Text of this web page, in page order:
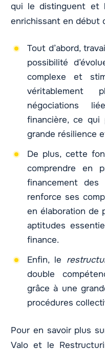
qui le distinguent et
enrichissant en début
Tout d’abord,
possibilité
complexe et
négociations
financière, ce qui
grande résilience
De plus, cette
comprendre en
financement des
renforce ses
en élaboration de
aptitudes
finance.
Enfin, le
double
grâce à une
procédures
Pour en savoir plus
Valo et le